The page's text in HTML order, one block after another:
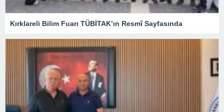
Kırklareli Bilim Fuarı TÜBİTAK’ın Resmî Sayfasında